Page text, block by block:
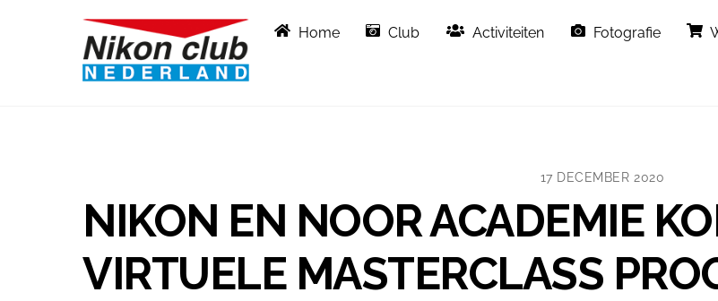
Home Club Activiteiten Fotografie
17 DECEMBER 2020
NIKON EN NOOR ACADEMIE
VIRTUELE MASTERCLASS
To